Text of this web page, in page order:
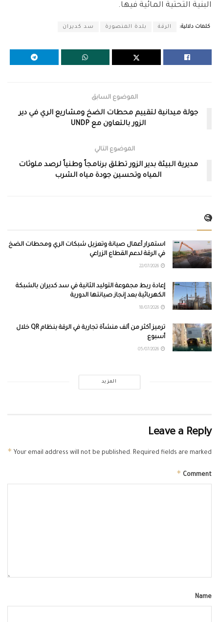
البنية التحتية المائية فيها.
كلمات دلالية: الرقة بلدة المنصورة سد كديران
الموضوع السابق
جولة ميدانية لتقييم محطات الضخ ومشاريع الري في دير
الزور بالتعاون مع UNDP
الموضوع التالي
مديرية البيئة بدير الزور تطلق برنامجاً وطنياً لرصد ملوثات
المياه وتحسين جودة مياه الشرب
🧐
استمرار أعمال صيانة وتعزيل شبكات الري ومحطات الضخ
في الرقة لدعم القطاع الزراعي
إعادة ربط مجموعة التوليد الثانية في سد كديران بالشبكة
الكهربائية بعد إنجاز صيانتها الدورية
ترميز أكثر من ألف منشأة تجارية في الرقة بنظام QR خلال
أسبوع
المزيد
Leave a Reply
Your email address will not be published. Required fields are marked
*
Comment
*
Name